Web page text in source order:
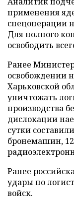
применения
спецоперации
Для полного
освободить
Ранее
освобождении
Харьковской
уничтожать
производства
дислокации
сутки
бронемашин,
Ранее
удары по
войск.